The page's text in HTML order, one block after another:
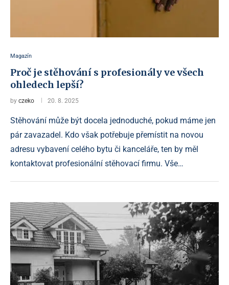
Magazín
Proč je stěhování s profesionály ve všech
ohledech lepší?
by czeko 20. 8. 2025
Stěhování může být docela jednoduché, pokud máme jen
pár zavazadel. Kdo však potřebuje přemístit na novou
adresu vybavení celého bytu či kanceláře, ten by měl
kontaktovat profesionální stěhovací firmu. Vše…